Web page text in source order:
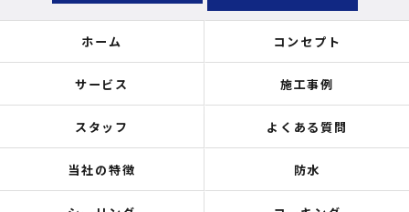
ホーム コンセプト
サービス 施工事例
スタッフ よくある質問
当社の特徴 防水